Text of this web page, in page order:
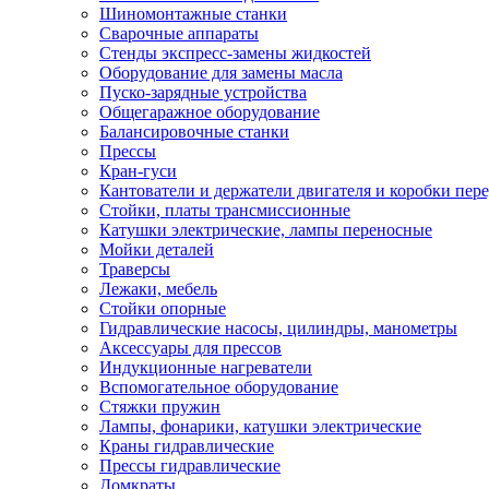
Шиномонтажные станки
Сварочные аппараты
Стенды экспресс-замены жидкостей
Оборудование для замены масла
Пуско-зарядные устройства
Общегаражное оборудование
Балансировочные станки
Прессы
Кран-гуси
Кантователи и держатели двигателя и коробки
Стойки, платы трансмиссионные
Катушки электрические, лампы переносные
Мойки деталей
Траверсы
Лежаки, мебель
Стойки опорные
Гидравлические насосы, цилиндры, манометры
Аксессуары для прессов
Индукционные нагреватели
Вспомогательное оборудование
Стяжки пружин
Лампы, фонарики, катушки электрические
Краны гидравлические
Прессы гидравлические
Домкраты